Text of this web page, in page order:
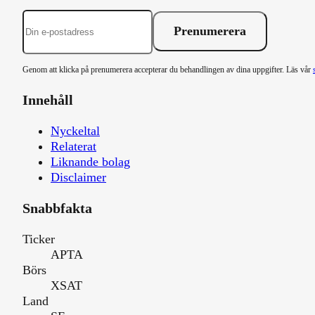
Prenumerera
Genom att klicka på prenumerera accepterar du behandlingen av dina uppgifter. Läs vår
Innehåll
Nyckeltal
Relaterat
Liknande bolag
Disclaimer
Snabbfakta
Ticker
APTA
Börs
XSAT
Land